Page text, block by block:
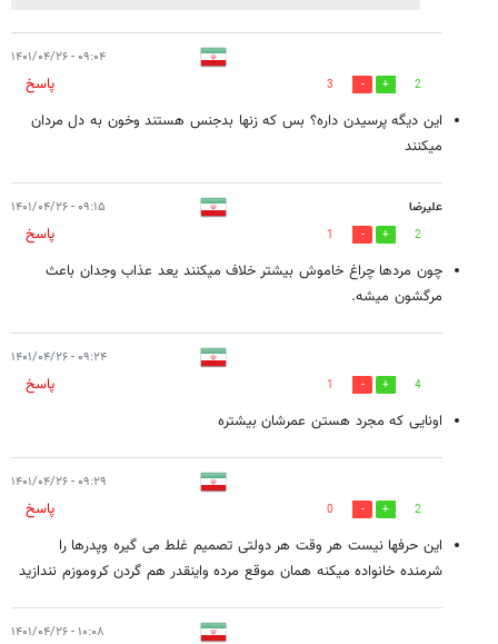
۰۹:۰۴ - ۱۴۰۱/۰۴/۲۶
2
3
پاسخ
این دیگه پرسیدن داره؟ بس که زنها بدجنس هستند وخون به دل مردان
میکنند
علیرضا ۰۹:۱۵ - ۱۴۰۱/۰۴/۲۶
2
1
پاسخ
چون مردها چراغ خاموش بیشتر خلاف میکنند یعد عذاب وجدان باعث
مرگشون میشه.
۰۹:۲۴ - ۱۴۰۱/۰۴/۲۶
4
1
پاسخ
اونایی که مجرد هستن عمرشان بیشتره
۰۹:۲۹ - ۱۴۰۱/۰۴/۲۶
2
0
پاسخ
این حرفها نیست هر وقت هر دولتی تصمیم غلط می گیره وپدرها را
شرمنده خانواده میکنه همان موقع مرده واینقدر هم گردن کروموزم نندازید
۱۰:۰۸ - ۱۴۰۱/۰۴/۲۶